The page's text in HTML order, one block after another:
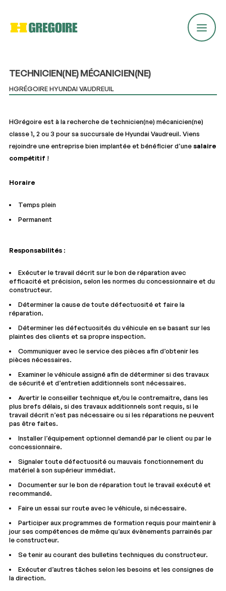
TECHNICIEN(NE) MÉCANICIEN(NE)
HGRÉGOIRE HYUNDAI VAUDREUIL
HGrégoire est à la recherche de technicien(ne) mécanicien(ne)
classe 1, 2 ou 3 pour sa succursale de Hyundai Vaudreuil. Viens
rejoindre une entreprise bien implantée et bénéficier d’unesalaire
compétitif !
Horaire
Temps plein
Permanent
Responsabilités :
Exécuter le travail décrit sur le bon de réparation avec
efficacité et précision, selon les normes du concessionnaire et du
constructeur.
Déterminer la cause de toute défectuosité et faire la
réparation.
Déterminer les défectuosités du véhicule en se basant sur les
plaintes des clients et sa propre inspection.
Communiquer avec le service des pièces afin d’obtenir les
pièces nécessaires.
Examiner le véhicule assigné afin de déterminer si des travaux
de sécurité et d’entretien additionnels sont nécessaires.
Avertir le conseiller technique et/ou le contremaitre, dans les
plus brefs délais, si des travaux additionnels sont requis, si le
travail décrit n’est pas nécessaire ou si les réparations ne peuvent
pas être faites.
Installer l’équipement optionnel demandé par le client ou par le
concessionnaire.
Signaler toute défectuosité ou mauvais fonctionnement du
matériel à son supérieur immédiat.
Documenter sur le bon de réparation tout le travail exécuté et
recommandé.
Faire un essai sur route avec le véhicule, si nécessaire.
Participer aux programmes de formation requis pour maintenir à
jour ses compétences de même qu’aux évènements parrainés par
le constructeur.
Se tenir au courant des bulletins techniques du constructeur.
Exécuter d’autres tâches selon les besoins et les consignes de
la direction.
Signaler un problème
Si vous avez rencontré des problèmes ou des
erreurs, veuillez remplir ce formulaire.
plateforme.
Décrivez comment reproduire le problème
URL de la page
Partagez un lien vers une capture d`écran ou une vidéo
votre fichier sur des services comme Google Drive,
Soumettre